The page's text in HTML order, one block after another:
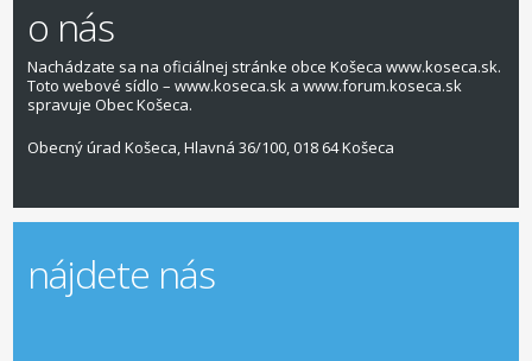
o nás
Nachádzate sa na oficiálnej stránke obce Košeca www.koseca.sk.
Toto webové sídlo – www.koseca.sk a www.forum.koseca.sk
spravuje Obec Košeca.
Obecný úrad Košeca, Hlavná 36/100, 018 64 Košeca
nájdete nás